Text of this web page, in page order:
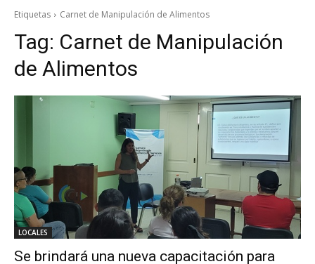
Etiquetas Carnet de Manipulación de Alimentos
Tag: Carnet de Manipulación
de Alimentos
LOCALES
Se brindará una nueva capacitación para